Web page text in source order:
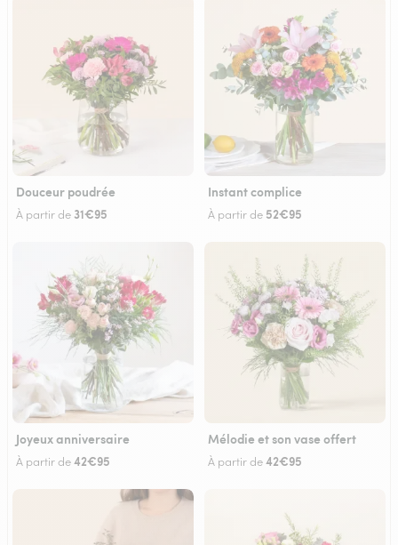
Douceur poudrée
À partir de 31€95
Instant complice
À partir de 52€95
Joyeux anniversaire
À partir de42€95
Mélodie et son vase offert
À partir de42€95